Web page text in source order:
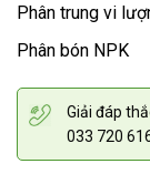
Phân trung vi
Phân bón NPK
Giải đáp
033 720